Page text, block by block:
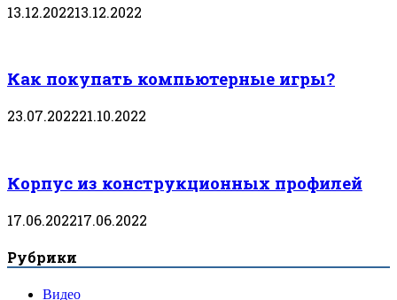
13.12.202213.12.2022
Как покупать компьютерные игры?
23.07.202221.10.2022
Корпус из конструкционных профилей
17.06.202217.06.2022
Рубрики
Видео